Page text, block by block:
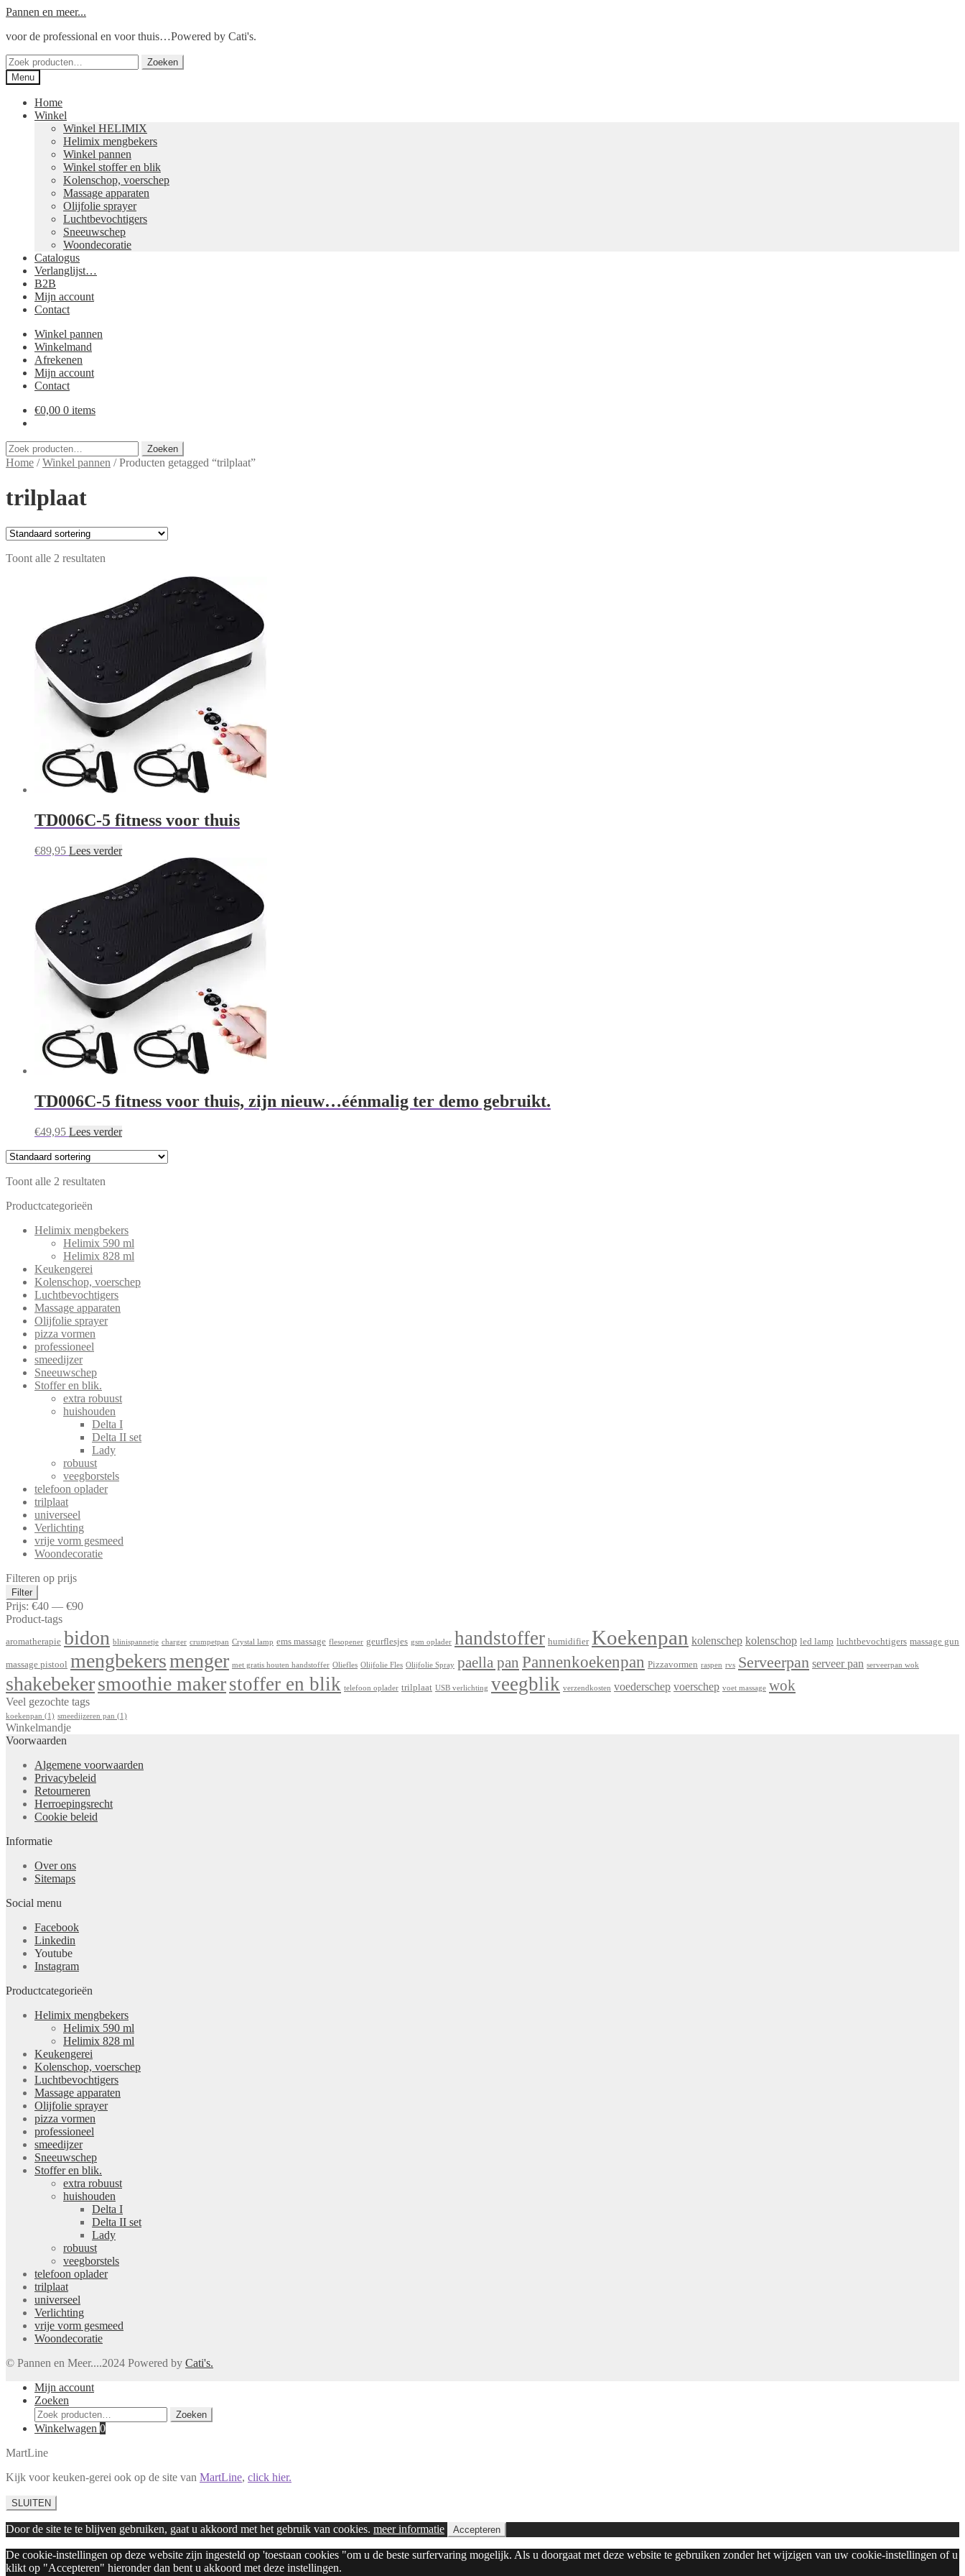
Ga
naar
Ga
de
Pannen en meer...
voor de professional en voor thuis…Powered by Cati's.
Zoeken
naar:
Zoeken
Menu
Home
Winkel
Winkel HELIMIX
Helimix mengbekers
Winkel pannen
Winkel stoffer en blik
Kolenschop, voerschep
Massage apparaten
Olijfolie sprayer
Luchtbevochtigers
Sneeuwschep
Woondecoratie
Catalogus
Verlanglijst…
B2B
Mijn account
Contact
Winkel pannen
Winkelmand
Afrekenen
Mijn account
Contact
€0,00 0 items
Zoeken
naar:
Zoeken
Home /Winkel pannen /Producten getagged “trilplaat”
trilplaat
Toont alle 2 resultaten
TD006C-5 fitness voor thuis
€89,95 Lees verder
TD006C-5 fitness voor thuis, zijn nieuw…éénmalig ter demo gebruikt.
€49,95 Lees verder
Toont alle 2 resultaten
Productcategorieën
Helimix mengbekers
Helimix 590 ml
Helimix 828 ml
Keukengerei
Kolenschop, voerschep
Luchtbevochtigers
Massage apparaten
Olijfolie sprayer
pizza vormen
professioneel
smeedijzer
Sneeuwschep
Stoffer en blik.
extra robuust
huishouden
Delta I
Delta II set
Lady
robuust
veegborstels
telefoon oplader
trilplaat
universeel
Verlichting
vrije vorm gesmeed
Woondecoratie
Filteren op prijs
Min.
prijs
Max.
prijs
Filter
Prijs: €40 — €90
Product-tags
aromatherapie bidon blinispannetje charger crumpetpan Crystal lamp ems massage flesopener geurflesjes gsm oplader handstoffer humidifier Koekenpan kolenschep kolenschop led lamp luchtbevochtigers massage gun
massage pistool mengbekersmenger met gratis houten handstoffer Oliefles Olijfolie Fles Olijfolie Spray paella pan Pannenkoekenpan Pizzavormen raspen rvs Serveerpan serveer pan serveerpan wok
shakebekersmoothie makerstoffer en blik telefoon oplader trilplaat USB verlichting veegblik verzendkosten voederschep voerschep voet massage wok
Veel gezochte tags
koekenpan (1) smeedijzeren pan (1)
Winkelmandje
Voorwaarden
Algemene voorwaarden
Privacybeleid
Retourneren
Herroepingsrecht
Cookie beleid
Informatie
Over ons
Sitemaps
Social menu
Facebook
Linkedin
Youtube
Instagram
Productcategorieën
Helimix mengbekers
Helimix 590 ml
Helimix 828 ml
Keukengerei
Kolenschop, voerschep
Luchtbevochtigers
Massage apparaten
Olijfolie sprayer
pizza vormen
professioneel
smeedijzer
Sneeuwschep
Stoffer en blik.
extra robuust
huishouden
Delta I
Delta II set
Lady
robuust
veegborstels
telefoon oplader
trilplaat
universeel
Verlichting
vrije vorm gesmeed
Woondecoratie
© Pannen en Meer....2024 Powered by Cati's.
Mijn account
Zoeken
Zoeken
naar:
Zoeken
Winkelwagen 0
MartLine
Kijk voor keuken-gerei ook op de site van MartLine, click hier.
SLUITEN
Door de site te te blijven gebruiken, gaat u akkoord met het gebruik van cookies. meer informatie Accepteren
De cookie-instellingen op deze website zijn ingesteld op 'toestaan cookies "om u de beste surfervaring mogelijk. Als u doorgaat met deze website te gebruiken zonder het wijzigen van uw cookie-instellingen of u
klikt op "Accepteren" hieronder dan bent u akkoord met deze instellingen.